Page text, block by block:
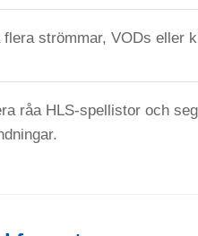
flera strömmar, VODs eller
råa HLS-spellistor och